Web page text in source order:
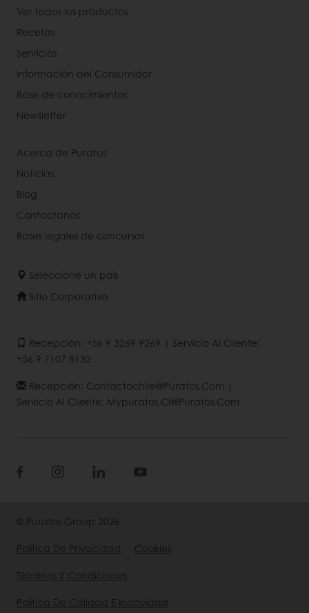
Ver todos los productos
Recetas
Servicios
Información del Consumidor
Base de conocimientos
Newsletter
Acerca de Puratos
Noticias
Blog
Contactanos
Bases legales de concursos
Seleccione un país
Sitio Corporativo
Recepción: +56 9 3269 9269 | Servicio Al Cliente:
+56 9 7107 8132
Recepción: Contactochile@puratos.com |
Servicio Al Cliente: Mypuratos.cl@puratos.com
© Puratos Group 2026
Política De Privacidad
Cookies
Términos Y Condiciones
Política De Calidad E Inocuidad